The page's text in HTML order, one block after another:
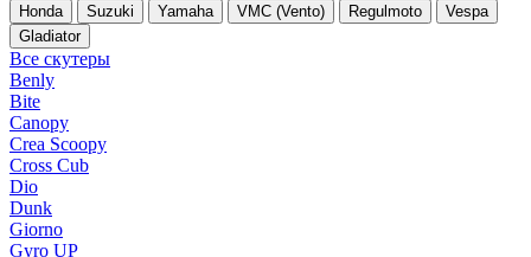
Honda Suzuki Yamaha VMC (Vento) Regulmoto
Vespa
Gladiator
Все скутеры
Benly
Bite
Canopy
Crea Scoopy
Cross Cub
Dio
Dunk
Giorno
Gyro UP